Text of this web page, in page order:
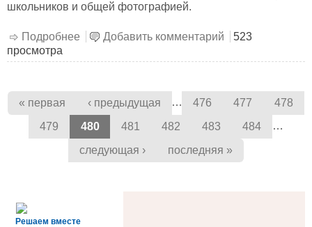
школьников и общей фотографией.
Подробнее о Мастер-класс «Символ года своими
Добавить комментарий
523
просмотра
Страницы
« первая ‹ предыдущая … 476 477
478
479
480 481 482 483 484 …
следующая › последняя »
Решаем вместе